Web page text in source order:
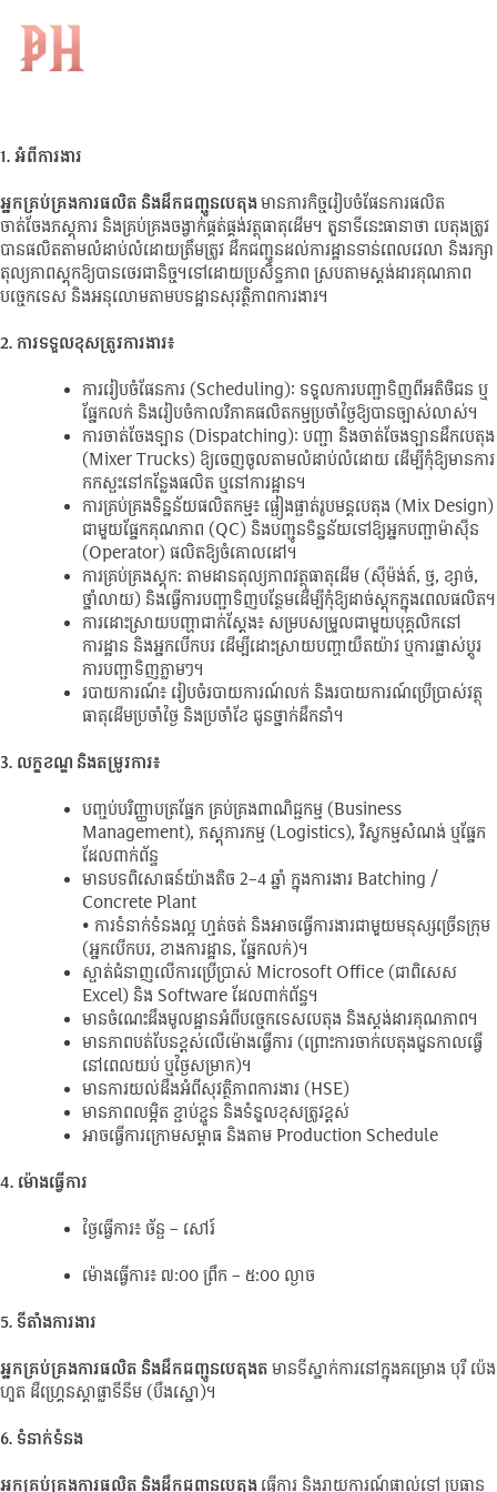
content
Concrete Batching Controller
– អ្នកគ្រប់គ្រងការផលិត និងដឹកជញ្ជូន
1. អំពីការងារ
អ្នកគ្រប់គ្រងការផលិត និងដឹកជញ្ជូនបេតុងមានភារកិច្ចរៀបចំផែនការផលិត
ចាត់ចែងភស្តុភារ និងគ្រប់គ្រងចង្វាក់ផ្គត់ផ្គង់វត្ថុធាតុដើម។ តួនាទីនេះធានាថា បេតុងត្រូវ
បានផលិតតាមលំដាប់លំដោយត្រឹមត្រូវ ដឹកជញ្ជូនដល់ការដ្ឋានទាន់ពេលវេលា និងរក្សា
តុល្យភាពស្តុកឱ្យបានថេរជានិច្ច។ទៅដោយប្រសិទ្ធភាព ស្របតាមស្តង់ដារគុណភាព
បច្ចេកទេស និងអនុលោមតាមបទដ្ឋានសុវត្ថិភាពការងារ។
2. ការទទួលខុសត្រូវការងារ៖
ការរៀបចំផែនការ (Scheduling): ទទួលការបញ្ជាទិញពីអតិថិជន ឬ
ផ្នែកលក់ និងរៀបចំកាលវិភាគផលិតកម្មប្រចាំថ្ងៃឱ្យបានច្បាស់លាស់។
ការចាត់ចែងឡាន (Dispatching): បញ្ជា និងចាត់ចែងឡានដឹកបេតុង
(Mixer Trucks) ឱ្យចេញចូលតាមលំដាប់លំដោយ ដើម្បីកុំឱ្យមានការ
កកស្ទះនៅកន្លែងផលិត ឬនៅការដ្ឋាន។
ការគ្រប់គ្រងទិន្នន័យផលិតកម្ម៖ ផ្ទៀងផ្ទាត់រូបមន្តបេតុង (Mix Design)
ជាមួយផ្នែកគុណភាព (QC) និងបញ្ជូនទិន្នន័យទៅឱ្យអ្នកបញ្ជាម៉ាស៊ីន
(Operator) ផលិតឱ្យចំគោលដៅ។
ការគ្រប់គ្រងស្តុក: តាមដានតុល្យភាពវត្ថុធាតុដើម (ស៊ីម៉ង់ត៍, ថ្ម, ខ្សាច់,
ថ្នាំលាយ) និងធ្វើការបញ្ជាទិញបន្ថែមដើម្បីកុំឱ្យដាច់ស្តុកក្នុងពេលផលិត។
ការដោះស្រាយបញ្ហាជាក់ស្តែង៖ សម្របសម្រួលជាមួយបុគ្គលិកនៅ
ការដ្ឋាន និងអ្នកបើកបរ ដើម្បីដោះស្រាយបញ្ហាយឺតយ៉ាវ ឬការផ្លាស់ប្តូរ
ការបញ្ជាទិញភ្លាមៗ។
របាយការណ៍៖ រៀបចំរបាយការណ៍លក់ និងរបាយការណ៍ប្រើប្រាស់វត្ថុ
ធាតុដើមប្រចាំថ្ងៃ និងប្រចាំខែ ជូនថ្នាក់ដឹកនាំ។
3. លក្ខខណ្ឌ និងតម្រូវការ៖
បញ្ចប់បរិញ្ញាបត្រផ្នែក គ្រប់គ្រងពាណិជ្ជកម្ម (Business
Management), ភស្តុភារកម្ម (Logistics), វិស្វកម្មសំណង់ ឬផ្នែក
ដែលពាក់ព័ន្ធ
មានបទពិសោធន៍យ៉ាងតិច 2–4 ឆ្នាំ ក្នុងការងារ Batching /
Concrete Plant
• ការទំនាក់ទំនងល្អ ហ្មត់ចត់ និងអាចធ្វើការងារជាមួយមនុស្សច្រើនក្រុម
(អ្នកបើកបរ, ខាងការដ្ឋាន, ផ្នែកលក់)។
ស្ទាត់ជំនាញលើការប្រើប្រាស់ Microsoft Office (ជាពិសេស
Excel) និង Software ដែលពាក់ព័ន្ធ។
មានចំណេះដឹងមូលដ្ឋានអំពីបច្ចេកទេសបេតុង និងស្តង់ដារគុណភាព។
មានភាពបត់បែនខ្ពស់លើម៉ោងធ្វើការ (ព្រោះការចាក់បេតុងជួនកាលធ្វើ
នៅពេលយប់ ឬថ្ងៃសម្រាក)។
មានការយល់ដឹងអំពីសុវត្ថិភាពការងារ (HSE)
មានភាពលម្អិត ខ្ជាប់ខ្ជួន និងទំនួលខុសត្រូវខ្ពស់
អាចធ្វើការក្រោមសម្ពាធ និងតាម Production Schedule
4. ម៉ោងធ្វើការ
ថ្ងៃធ្វើការ៖ ច័ន្ទ – សៅរ៍
ម៉ោងធ្វើការ៖ ៧:០០ ព្រឹក – ៥:០០ ល្ងាច
5. ទីតាំងការងារ
អ្នកគ្រប់គ្រងការផលិត និងដឹកជញ្ជូនបេតុងតមានទីស្នាក់ការនៅក្នុងគម្រោង បុរី ប៉េង
ហួត ដឺហ្រ្គេនស្តាផ្លាទីនីម (បឹងស្នោ)។
6. ទំនាក់ទំនង
អ្នកគ្រប់គ្រងការផលិត និងដឹកជញ្ជូនបេតុងធ្វើការ និងរាយការណ៍ផ្ទាល់ទៅ ប្រធាន